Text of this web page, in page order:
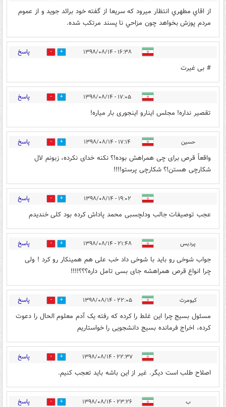
از اقاي مطهري انتظار ميرود كه سريعا از گفته خود برائد جويد و از عموم
مردم پوزش بخواهد چون مزاحي نا پسند مرتكب شده.
۱۶:۳۸ - ۱۳۹۸/۰۸/۱۴ 4 پاسخ
# بی غیرت
۱۷:۰۵ - ۱۳۹۸/۰۸/۱۴ 9 پاسخ
تقصیر نداره! مجلس اینارو اینجوری بار میاره!
حسین ۱۷:۱۴ - ۱۳۹۸/۰۸/۱۴ 10 پاسخ
واقعاً قرص برای چی همراهش بوده!؟ نکنه خدای نکرده، زبونم لال
شکارچی هستن!؟ شکارچی پرستو!!!!
۱۹:۰۲ - ۱۳۹۸/۰۸/۱۴ 0 پاسخ
عجب توصیفات جالب ودلچسبی محمد پاداش کرده بود کلی خندیدم
پردیس ۲۱:۴۸ - ۱۳۹۸/۰۸/۱۴ 2 پاسخ
جواب شوخی رو باید با شوخی داد خب علی هم همینکار رو کرد ! ولی
چرا انواع قرص همراهشه جای بسی تامل داره؟؟؟!!!!
کیومرث ۲۲:۰۵ - ۱۳۹۸/۰۸/۱۴ 4 پاسخ
مسئول بسیج چرا این غلط را کرده که رفته یک آدم معلوم الحال را دعوت
کرده، اخراج فرمانده بسیج دانشجویی را خواستاریم
۲۲:۳۷ - ۱۳۹۸/۰۸/۱۴ 5 پاسخ
اصلاح طلب است دیگر. غیر از این باشه باید تعجب کنیم.
ب ۲۳:۲۶ - ۱۳۹۸/۰۸/۱۴ 8 پاسخ